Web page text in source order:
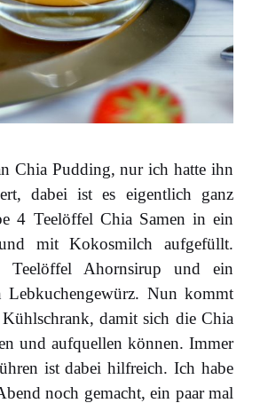
Chia Pudding, nur ich hatte ihn
dabei ist es eigentlich ganz
4 Teelöffel Chia Samen in ein
mit Kokosmilch aufgefüllt.
Ahornsirup und ein
Lebkuchengewürz. Nun kommt
damit sich die Chia
und aufquellen können. Immer
ist dabei hilfreich. Ich habe
noch gemacht, ein paar mal